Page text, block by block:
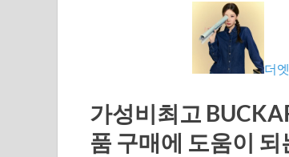
더
가성비최고
품 구매에 도움이 되